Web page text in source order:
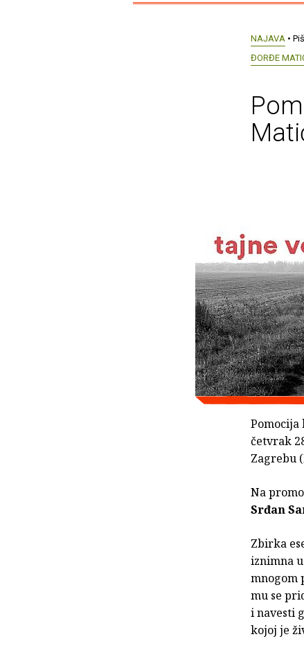
NAJAVA •
ĐORĐE
Pomocija
četvrak
Zagrebu
Na
Srđan
Zbirka
iznimna
mnogom
mu se
i navesti
kojoj je